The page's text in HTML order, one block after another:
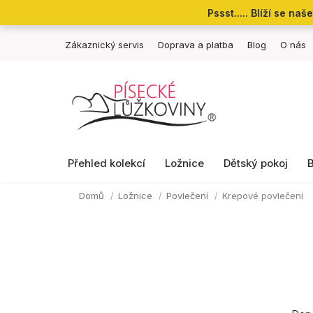
Pssst..... Blíží se
Zákaznický servis Doprava a platba Blog O nás
Přehled kolekcí Ložnice Dětský pokoj
Domů Ložnice Povlečení Krepové povlečení